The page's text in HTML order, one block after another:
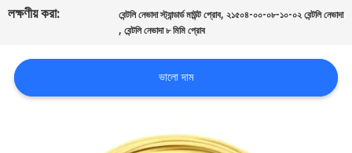
করুন
খবর
লক্ষণীয় করা:
বেন্টলি নেভাদা স্ট্যান্ডার্ড মাউন্ট প্রোব,২১৫০৪-০০-০৮-১০-০২ বেন্টলি নেভাদা
,বেন্টলি নেভাদা ৮ মিমি প্রোব
ভালো দাম